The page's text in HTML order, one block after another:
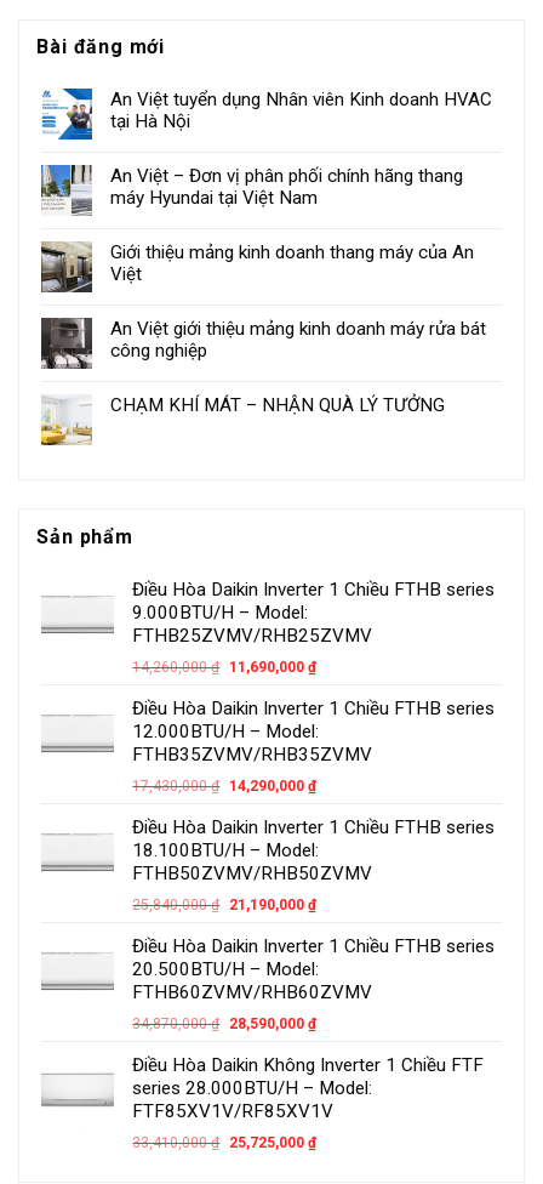
Bài đăng mới
An Việt tuyển dụng Nhân viên Kinh doanh HVAC
tại Hà Nội
An Việt – Đơn vị phân phối chính hãng thang
máy Hyundai tại Việt Nam
Giới thiệu mảng kinh doanh thang máy của An
Việt
An Việt giới thiệu mảng kinh doanh máy rửa bát
công nghiệp
CHẠM KHÍ MÁT – NHẬN QUÀ LÝ TƯỞNG
Sản phẩm
Điều Hòa Daikin Inverter 1 Chiều FTHB series
9.000BTU/H – Model:
FTHB25ZVMV/RHB25ZVMV
14,260,000₫ 11,690,000 ₫
Điều Hòa Daikin Inverter 1 Chiều FTHB series
12.000BTU/H – Model:
FTHB35ZVMV/RHB35ZVMV
17,430,000₫ 14,290,000 ₫
Điều Hòa Daikin Inverter 1 Chiều FTHB series
18.100BTU/H – Model:
FTHB50ZVMV/RHB50ZVMV
25,840,000₫ 21,190,000 ₫
Điều Hòa Daikin Inverter 1 Chiều FTHB series
20.500BTU/H – Model:
FTHB60ZVMV/RHB60ZVMV
34,870,000₫ 28,590,000 ₫
Điều Hòa Daikin Không Inverter 1 Chiều FTF
series 28.000BTU/H – Model:
FTF85XV1V/RF85XV1V
33,410,000₫ 25,725,000 ₫